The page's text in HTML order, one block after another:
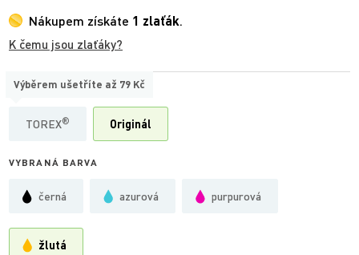
Nákupem získáte 1 zlaťák.
K čemu jsou zlaťáky?
TYP
TOREX®
Výběrem ušetříte až 79 Kč
Originál
VYBRANÁ BARVA
černá azurová purpurová
žlutá